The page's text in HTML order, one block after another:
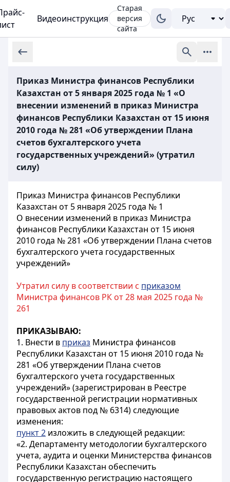
Видеоинструкция
Старая
версия
сайта
Приказ Министра финансов Республики
Казахстан от 5 января 2025 года № 1 «О
внесении изменений в приказ Министра
финансов Республики Казахстан от 15 июня
2010 года № 281 «Об утверждении Плана
счетов бухгалтерского учета
государственных учреждений» (утратил
силу)
Приказ Министра финансов Республики
Казахстан от 5 января 2025 года № 1
О внесении изменений в приказ Министра
финансов Республики Казахстан от 15 июня
2010 года № 281 «Об утверждении Плана счетов
бухгалтерского учета государственных
учреждений»
Утратил силу в соответствии с приказом
Министра финансов РК от 28 мая 2025 года №
261
ПРИКАЗЫВАЮ:
1. Внести в приказ Министра финансов
Республики Казахстан от 15 июня 2010 года №
281 «Об утверждении Плана счетов
бухгалтерского учета государственных
учреждений» (зарегистрирован в Реестре
государственной регистрации нормативных
правовых актов под № 6314) следующие
изменения:
пункт 2 изложить в следующей редакции:
«2. Департаменту методологии бухгалтерского
учета, аудита и оценки Министерства финансов
Республики Казахстан обеспечить
государственную регистрацию настоящего